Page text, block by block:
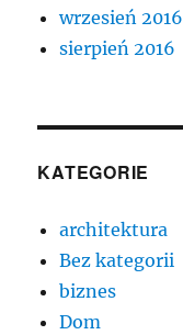
wrzesień 2016
sierpień 2016
KATEGORIE
architektura
Bez kategorii
biznes
Dom